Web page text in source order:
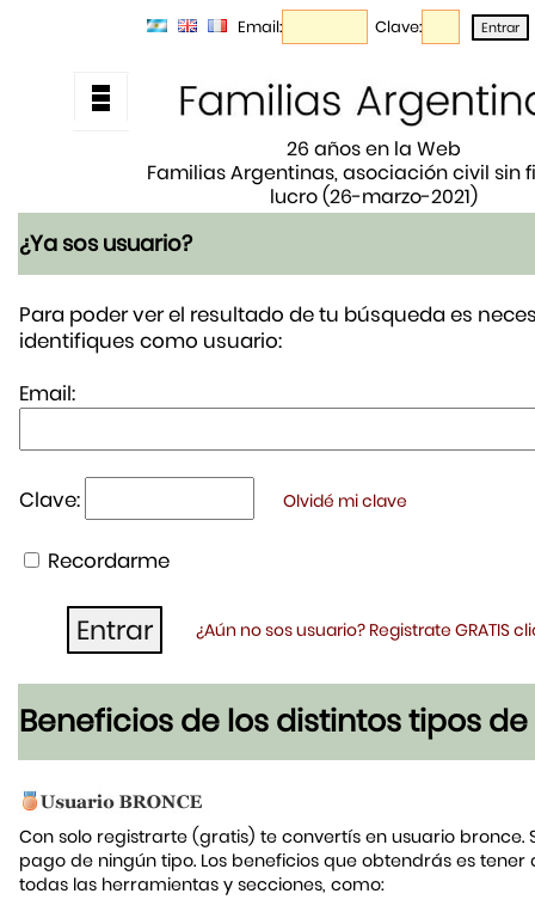
Email: Clave:
26 años en la Web
Familias Argentinas, asociación civil sin
lucro (26-marzo-2021)
¿Ya sos usuario?
Para poder ver el resultado de tu búsqueda es
identifiques como usuario:
Email:
Clave: Olvidé mi clave
Recordarme
¿Aún no sos usuario? Registrate GRATIS
Beneficios de los distintos tipos de
Con solo registrarte (gratis) te convertís en usuario bronce.
pago de ningún tipo. Los beneficios que obtendrás es tener
todas las herramientas y secciones, como: